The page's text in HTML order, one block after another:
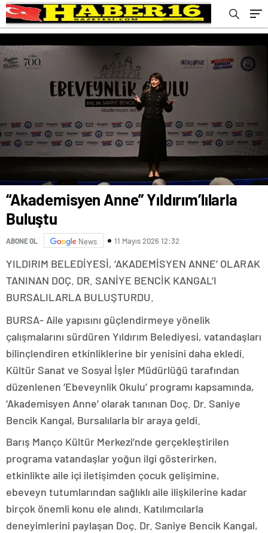
“Akademisyen Anne” Yıldırım’lılarla
Buluştu
ABONE OL News 11 Mayıs 2026 12:32
YILDIRIM BELEDİYESİ, ‘AKADEMİSYEN ANNE’ OLARAK
TANINAN DOÇ. DR. SANİYE BENCİK KANGAL’I
BURSALILARLA BULUŞTURDU.
BURSA- Aile yapısını güçlendirmeye yönelik
çalışmalarını sürdüren Yıldırım Belediyesi, vatandaşları
bilinçlendiren etkinliklerine bir yenisini daha ekledi.
Kültür Sanat ve Sosyal İşler Müdürlüğü tarafından
düzenlenen ‘Ebeveynlik Okulu’ programı kapsamında,
‘Akademisyen Anne’ olarak tanınan Doç. Dr. Saniye
Bencik Kangal, Bursalılarla bir araya geldi.
Barış Manço Kültür Merkezi’nde gerçekleştirilen
programa vatandaşlar yoğun ilgi gösterirken,
etkinlikte aile içi iletişimden çocuk gelişimine,
ebeveyn tutumlarından sağlıklı aile ilişkilerine kadar
birçok önemli konu ele alındı. Katılımcılarla
deneyimlerini paylaşan Doç. Dr. Saniye Bencik Kangal,